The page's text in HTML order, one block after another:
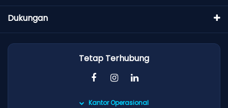
Dukungan
Tetap Terhubung
Kantor Operasional